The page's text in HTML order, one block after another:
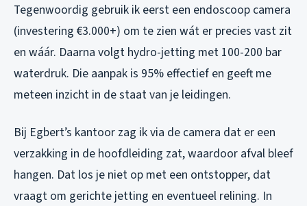
Tegenwoordig gebruik ik eerst een endoscoop camera
(investering €3.000+) om te zien wát er precies vast zit
en wáár. Daarna volgt hydro-jetting met 100-200 bar
waterdruk. Die aanpak is 95% effectief en geeft me
meteen inzicht in de staat van je leidingen.
Bij Egbert’s kantoor zag ik via de camera dat er een
verzakking in de hoofdleiding zat, waardoor afval bleef
hangen. Dat los je niet op met een ontstopper, dat
vraagt om gerichte jetting en eventueel relining. In